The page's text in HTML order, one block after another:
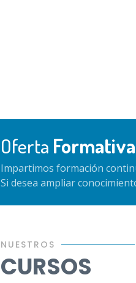
Oferta Formativa
Impartimos formación
Si desea ampliar
NUESTROS
CURSOS